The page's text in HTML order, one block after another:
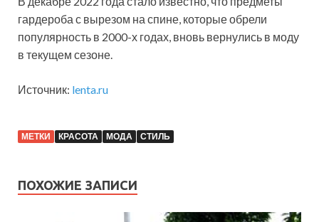
гардероба с вырезом на спине, которые обрели
популярность в 2000-х годах, вновь вернулись в моду
в текущем сезоне.
Источник: lenta.ru
МЕТКИ КРАСОТА МОДА СТИЛЬ
ПОХОЖИЕ ЗАПИСИ